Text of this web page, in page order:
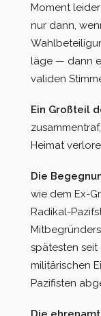
Moment
nur dann,
läge — dann
validen
Ein Großteil
Heimat
Die
wie dem Ex-
Radikal-
spätesten
militärischen
Pazifisten